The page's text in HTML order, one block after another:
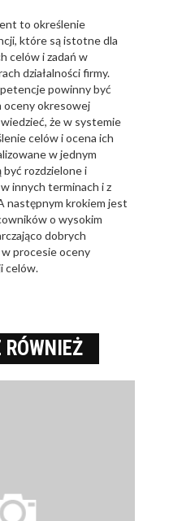
to określenie
które są istotne dla
celów i zadań w
działalności firmy.
powinny być
oceny okresowej
że w systemie
celów i ocena ich
w jednym
rozdzielone i
innych terminach i z
następnym krokiem jest
o wysokim
dobrych
procesie oceny
celów.